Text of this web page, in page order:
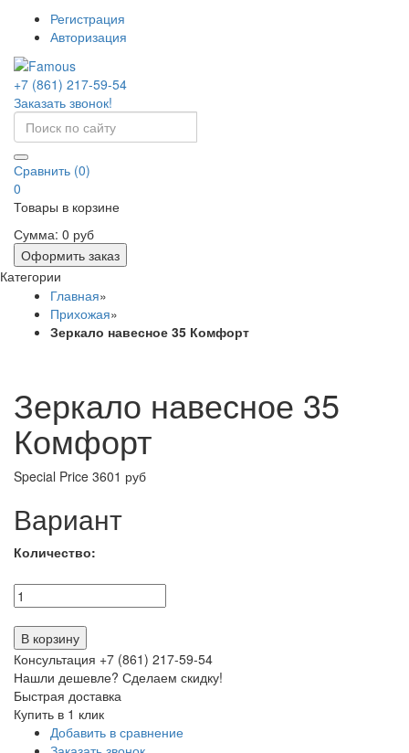
Регистрация
Авторизация
+7 (861) 217-59-54
Заказать звонок!
Сравнить (0)
0
Товары в корзине
Сумма: 0 руб
Оформить заказ
Категории
Главная»
Прихожая»
Зеркало навесное 35 Комфорт
Зеркало навесное 35
Комфорт
Special Price 3601 руб
Вариант
Количество:
В корзину
Консультация +7 (861) 217-59-54
Нашли дешевле? Сделаем скидку!
Быстрая доставка
Купить в 1 клик
Добавить в сравнение